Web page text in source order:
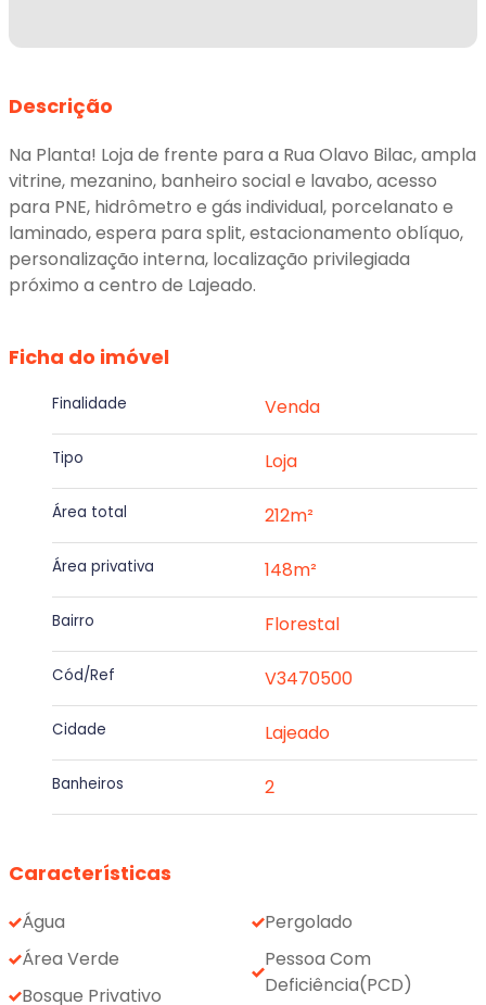
Descrição
Na Planta! Loja de frente para a Rua Olavo Bilac, ampla
vitrine, mezanino, banheiro social e lavabo, acesso
para PNE, hidrômetro e gás individual, porcelanato e
laminado, espera para split, estacionamento oblíquo,
personalização interna, localização privilegiada
próximo a centro de Lajeado.
Ficha do imóvel
Finalidade Venda
Tipo Loja
Área total 212m²
Área privativa 148m²
Bairro Florestal
Cód/Ref V3470500
Cidade Lajeado
Banheiros 2
Características
Água
Área Verde
Bosque Privativo
Pergolado
Pessoa Com
Deficiência(PCD)